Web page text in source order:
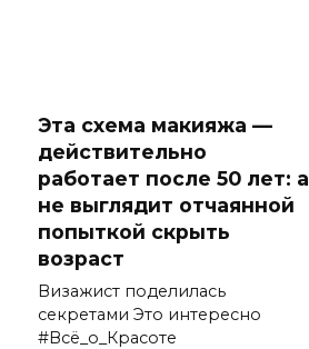
Эта схема макияжа —
действительно
работает после 50 лет: а
не выглядит отчаянной
попыткой скрыть
возраст
Визажист поделилась
секретами Это интересно
#Всё_о_Красоте